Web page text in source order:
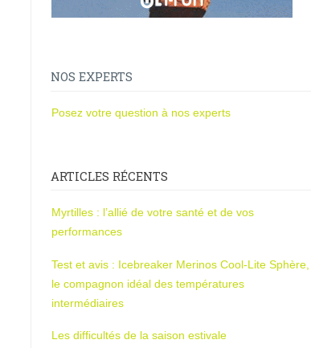
NOS EXPERTS
Posez votre question à nos experts
ARTICLES RÉCENTS
Myrtilles : l’allié de votre santé et de vos
performances
Test et avis : Icebreaker Merinos Cool-Lite Sphère,
le compagnon idéal des températures
intermédiaires
Les difficultés de la saison estivale